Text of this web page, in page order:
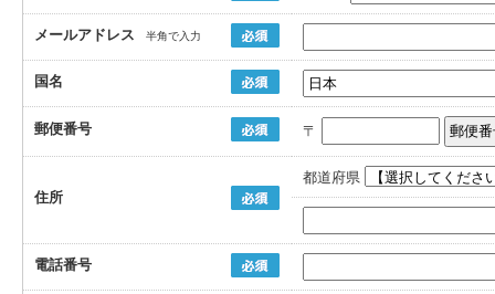
メールアドレス 半角で入力
国名
郵便番号 〒
住所
都道府県
電話番号